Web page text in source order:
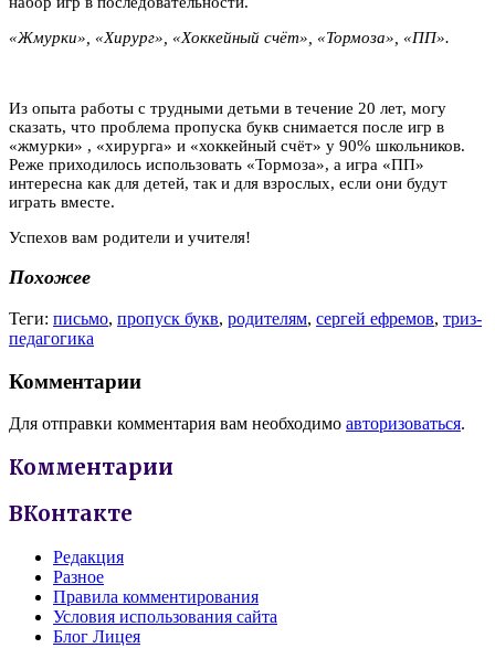
«Жмурки», «Хирург», «Хоккейный счёт», «Тормоза», «ПП».
Из опыта работы с трудными детьми в течение 20 лет, могу
сказать, что проблема пропуска букв снимается после игр в
«жмурки» , «хирурга» и «хоккейный счёт» у 90% школьников.
Реже приходилось использовать «Тормоза», а игра «ПП»
интересна как для детей, так и для взрослых, если они будут
играть вместе.
Успехов вам родители и учителя!
Похожее
Теги: письмо, пропуск букв, родителям, сергей ефремов, триз-
педагогика
Комментарии
Для отправки комментария вам необходимо авторизоваться.
Комментарии
ВКонтакте
Редакция
Разное
Правила комментирования
Условия использования сайта
Блог Лицея